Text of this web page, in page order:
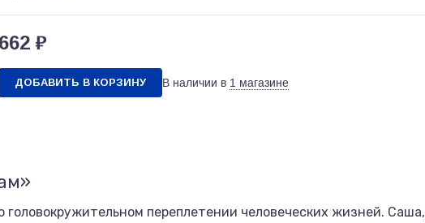
662 ₽
ДОБАВИТЬ В КОРЗИНУ В наличии в 1 магазине
головокружительном переплетении человеческих жизней. Саша,